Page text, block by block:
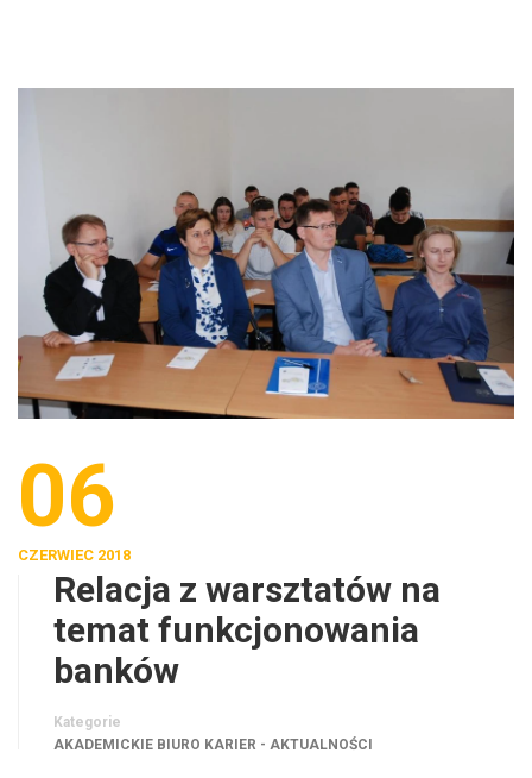
06
CZERWIEC 2018
Relacja z warsztatów na
temat funkcjonowania
banków
Kategorie
AKADEMICKIE BIURO KARIER - AKTUALNOŚCI